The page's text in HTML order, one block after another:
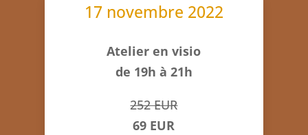
17 novembre 2022
Atelier en visio
de 19h à 21h
252 EUR
69 EUR